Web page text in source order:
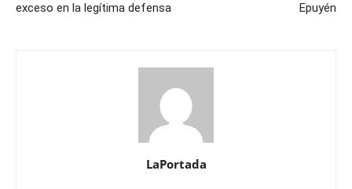
exceso en la legítima defensa
Epuyén
LaPortada